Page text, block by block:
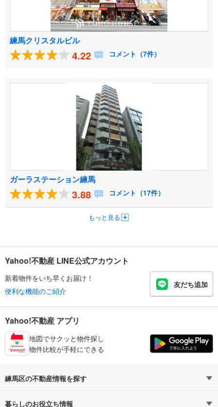
練馬クリスタルビル
4.22 コメント（7件）
ガーラステーション練馬
3.88 コメント（17件）
もっと見る
Yahoo!不動産 LINE公式アカウント
新着物件をいち早くお届け！
便利な機能のご紹介
友だち追加
Yahoo!不動産 アプリ
地図でサクッと物件探し
物件比較が手軽にできる
練馬区の不動産情報を探す
不動産・住宅
暮らしのお役立ち情報